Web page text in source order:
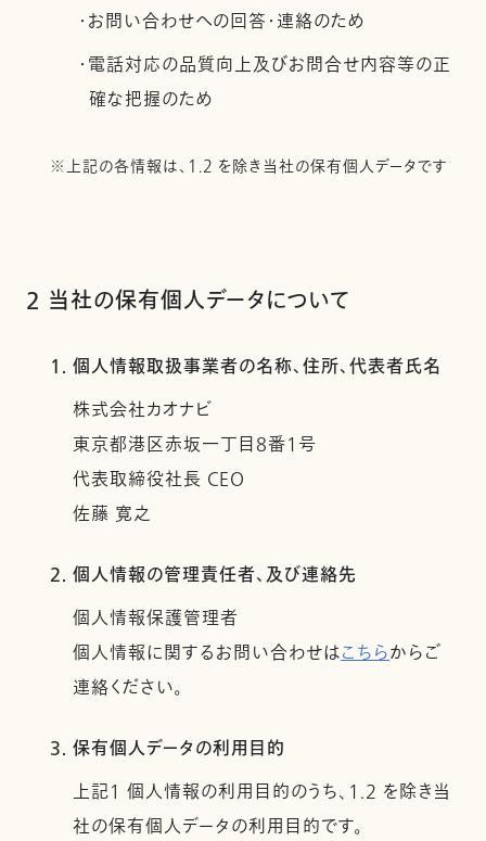
・お問い合わせへの回答・連絡のため
・電話対応の品質向上及びお問合せ内容等の正
確な把握のため
※上記の各情報は、1.2 を除き当社の保有個人データです
2 当社の保有個人データについて
1. 個人情報取扱事業者の名称、住所、代表者氏名
株式会社カオナビ
東京都港区赤坂一丁目8番1号
代表取締役社長 CEO
佐藤 寛之
2. 個人情報の管理責任者、及び連絡先
個人情報保護管理者
個人情報に関するお問い合わせはこちらからご
連絡ください。
3. 保有個人データの利用目的
上記１ 個人情報の利用目的のうち、1.2 を除き当
社の保有個人データの利用目的です。